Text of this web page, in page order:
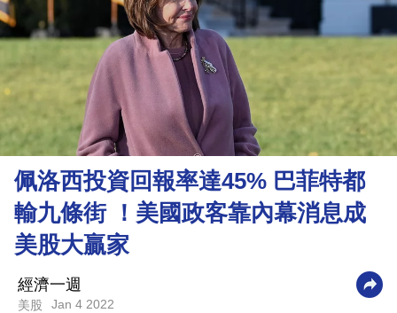
題
投
資
樓
市
理
財
商
業
技
佩洛西投資回報率達45% 巴菲特都
輸九條街 ！美國政客靠內幕消息成
美股大贏家
經濟一週
美股 Jan 4 2022